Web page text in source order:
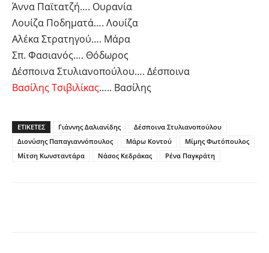
Άννα Παϊτατζή…. Ουρανία
Λουίζα Ποδηματά…. Λουίζα
Αλέκα Στρατηγού…. Μάρα
Σπ. Φασιανός…. Θόδωρος
Δέσποινα Στυλιανοπούλου…. Δέσποινα
Βασίλης Τσιβιλίκας….. Βασίλης
ΕΤΙΚΕΤΕΣ Γιάννης Δαλιανίδης
Δέσποινα Στυλιανοπούλου
Διονύσης Παπαγιαννόπουλος
Μάρω Κοντού
Μίμης Φωτόπουλος
Μίτση Κωνσταντάρα
Νάσος Κεδράκας Ρένα Παγκράτη